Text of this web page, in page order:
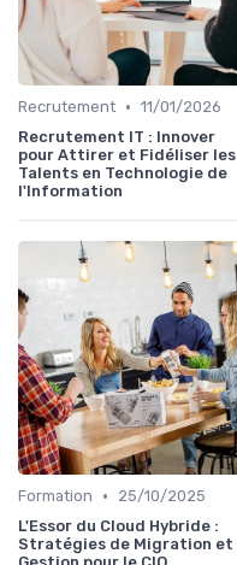
Recrutement • 11/01/2026
Recrutement IT : Innover
pour Attirer et Fidéliser les
Talents en Technologie de
l'Information
Formation •
25/10/2025
L'Essor du Cloud Hybride :
Stratégies de Migration et